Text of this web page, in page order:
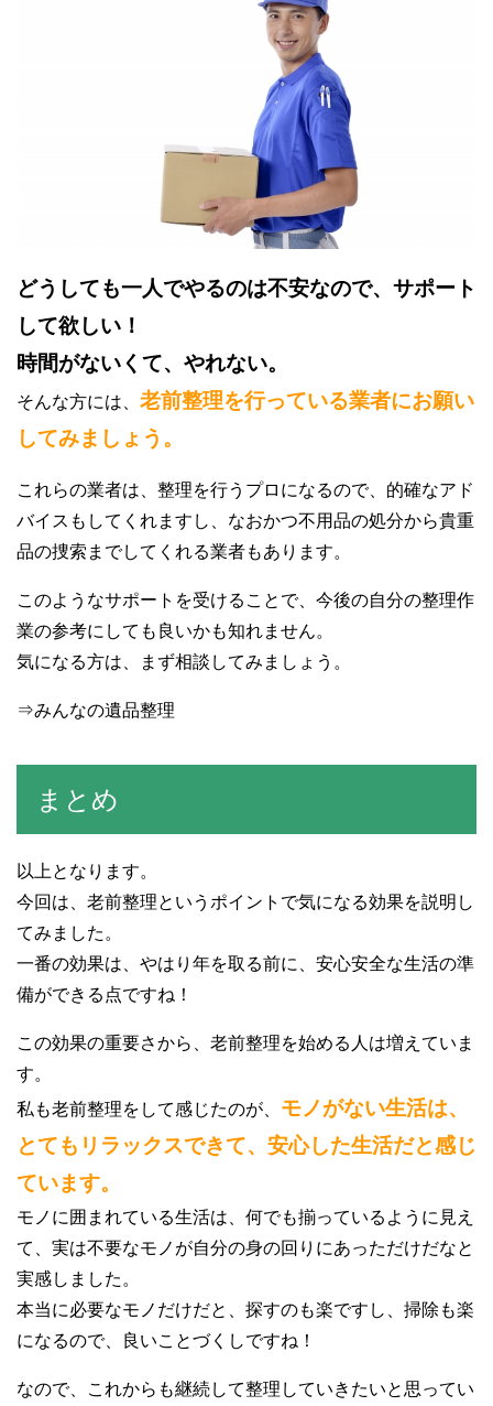
どうしても一人でやるのは不安なので、サポート
して欲しい！
時間がないくて、やれない。
そんな方には、 老前整理を行っている業者にお願い
してみましょう。
これらの業者は、整理を行うプロになるので、的確なアド
バイスもしてくれますし、なおかつ不用品の処分から貴重
品の捜索までしてくれる業者もあります。
このようなサポートを受けることで、今後の自分の整理作
業の参考にしても良いかも知れません。
気になる方は、まず相談してみましょう。
⇒みんなの遺品整理
まとめ
以上となります。
今回は、老前整理というポイントで気になる効果を説明し
てみました。
一番の効果は、やはり年を取る前に、安心安全な生活の準
備ができる点ですね！
この効果の重要さから、老前整理を始める人は増えていま
す。
私も老前整理をして感じたのが、 モノがない生活は、
とてもリラックスできて、安心した生活だと感じ
ています。
モノに囲まれている生活は、何でも揃っているように見え
て、実は不要なモノが自分の身の回りにあっただけだなと
実感しました。
本当に必要なモノだけだと、探すのも楽ですし、掃除も楽
になるので、良いことづくしですね！
なので、これからも継続して整理していきたいと思ってい